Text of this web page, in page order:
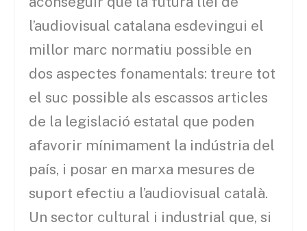
l’audiovisual catalana esdevingui el
millor marc normatiu possible en
dos aspectes fonamentals: treure tot
el suc possible als escassos articles
de la legislació estatal que poden
afavorir mínimament la indústria del
país, i posar en marxa mesures de
suport efectiu a l’audiovisual català.
Un sector cultural i industrial que, si